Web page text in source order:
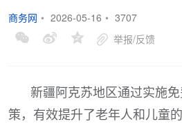
商务网 • 2026-05-16 • 3707
举报/反馈
新疆阿克苏地区通过实施
策，有效提升了老年人和儿童